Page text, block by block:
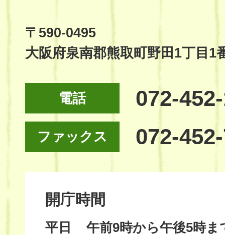
Site
〒590-0495
大阪府泉南郡熊取町野田1丁目1
電話 072-
ファックス 072-
開庁時間
平日
午前9時から午後5時ま